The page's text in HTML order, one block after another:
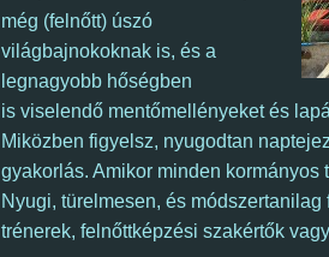
még (felnőtt) úszó
világbajnokoknak is, és a
legnagyobb hőségben
is viselendő mentőmellényeket és
Miközben figyelsz, nyugodtan
gyakorlás. Amikor minden
Nyugi, türelmesen, és
trénerek, felnőttképzési szakértők